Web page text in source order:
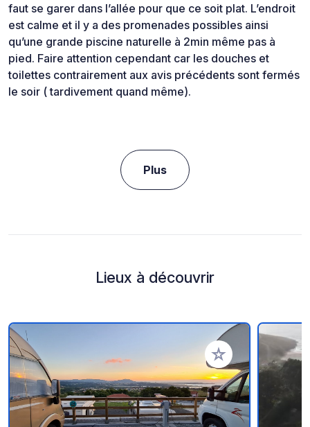
faut se garer dans l’allée pour que ce soit plat. L’endroit
est calme et il y a des promenades possibles ainsi
qu’une grande piscine naturelle à 2min même pas à
pied. Faire attention cependant car les douches et
toilettes contrairement aux avis précédents sont fermés
le soir ( tardivement quand même).
Plus
Lieux à découvrir
Ajouter à vos